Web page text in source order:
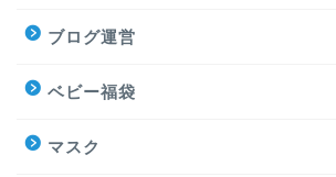
ブログ運営
ベビー福袋
マスク